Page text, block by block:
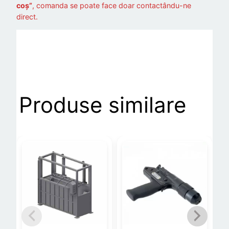
coș”, comanda se poate face doar contactându-ne
direct.
Produse similare